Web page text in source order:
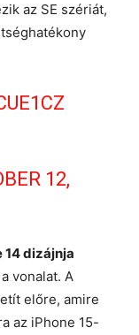
az SE szériát,
12,
14 dizájnja
vonalat. A
előre, amire
az iPhone 15-